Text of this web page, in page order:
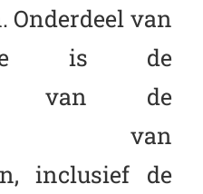
Onderdeel van
is de
van de
van
inclusief de